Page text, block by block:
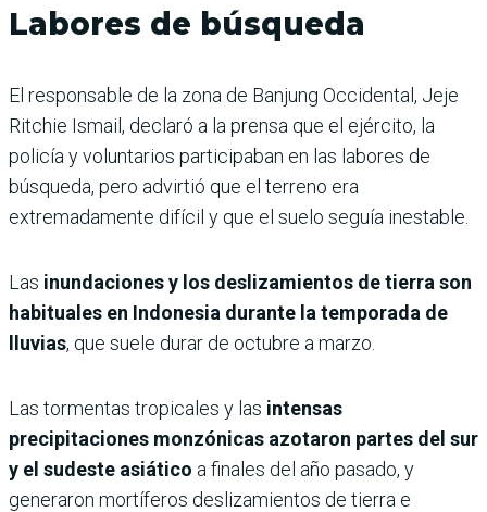
Labores de búsqueda
El responsable de la zona de Banjung Occidental, Jeje
Ritchie Ismail, declaró a la prensa que el ejército, la
policía y voluntarios participaban en las labores de
búsqueda, pero advirtió que el terreno era
extremadamente difícil y que el suelo seguía inestable.
Las inundaciones y los deslizamientos de tierra son
habituales en Indonesia durante la temporada de
lluvias, que suele durar de octubre a marzo.
Las tormentas tropicales y las intensas
precipitaciones monzónicas azotaron partes del sur
y el sudeste asiático a finales del año pasado, y
generaron mortíferos deslizamientos de tierra e